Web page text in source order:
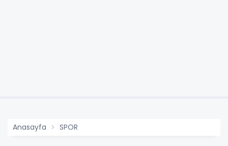
Anasayfa SPOR